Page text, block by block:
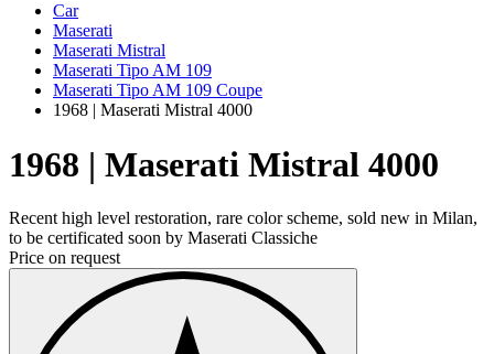
Car
Maserati
Maserati Mistral
Maserati Tipo AM 109
Maserati Tipo AM 109 Coupe
1968 | Maserati Mistral 4000
1968 | Maserati Mistral 4000
Recent high level restoration, rare color scheme, sold new in Milan,
to be certificated soon by Maserati Classiche
Price on request